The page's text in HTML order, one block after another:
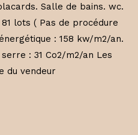
Salle de bains. wc.
lots ( Pas de procédure
: 158 kw/m2/an.
: 31 Co2/m2/an Les
du vendeur